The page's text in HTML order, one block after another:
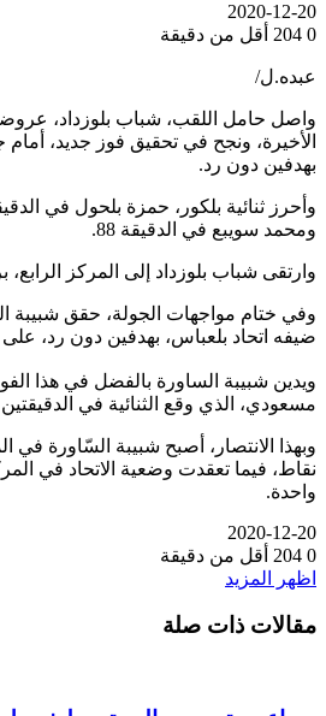
2020-12-20
0
أقل من دقيقة
عبده.ل/
واصل حامل اللقب، شباب بلوزداد،
الأخيرة، ونجح في تحقيق فوز جديد،
بهدفين دون رد.
ومحمد سويبع في الدقيقة 88.
وارتقى شباب بلوزداد إلى المركز الرابع، برصيد
وفي ختام مواجهات الجولة، حقق شبيبة
ضيفه اتحاد بلعباس، بهدفين دون رد، على ملعب 20
ويدين شبيبة الساورة بالفضل في هذا
مسعودي، الذي وقع الثنائية في الدقيقتين (50
نقاط، فيما تعقدت وضعية الاتحاد في
واحدة.
2020-12-20
0
أقل من دقيقة
اظهر المزيد
مقالات ذات صلة